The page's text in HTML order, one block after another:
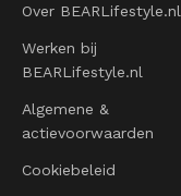
Over BEARLifestyle.nl
Werken bij
BEARLifestyle.nl
Algemene &
actievoorwaarden
Cookiebeleid